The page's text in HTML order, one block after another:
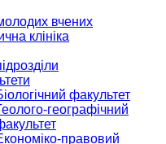
вчених
клініка
факультет
географічний
правовий